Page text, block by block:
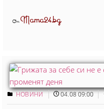
ОтMama24.bg
НОВИНИ 04.08 09:00